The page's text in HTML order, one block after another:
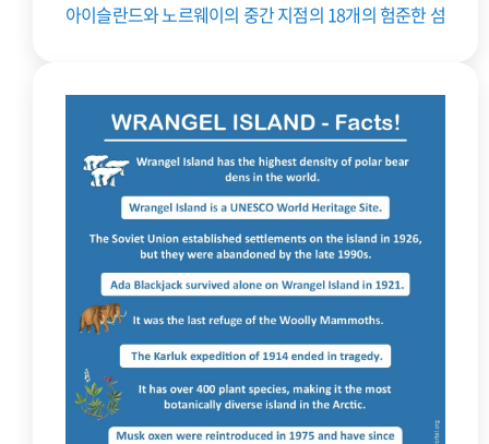
아이슬란드와 노르웨이의 중간 지점의 18개의 험준한 섬